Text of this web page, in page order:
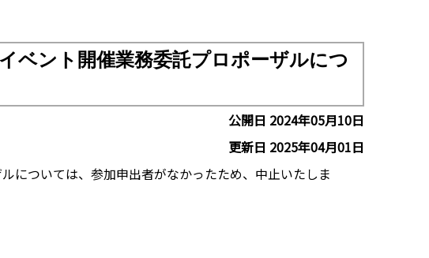
ベント開催業務委託プロポーザルにつ
公開日 2024年05月10日
更新日 2025年04月01日
については、参加申出者がなかったため、中止いたしま